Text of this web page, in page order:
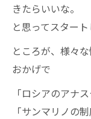
きたらいいな。
と思ってスタート
ところが、様々
おかげで
「ロシアのアナ
「サンマリノの